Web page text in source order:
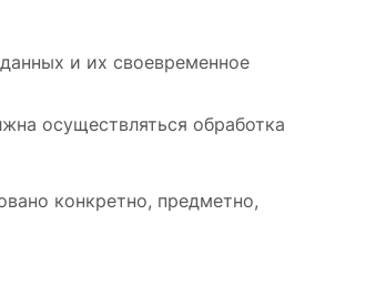
и их своевременное
осуществляться обработка
конкретно, предметно,